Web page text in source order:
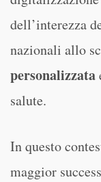
dell’interezza
nazionali allo
personalizzata
salute.
In questo
maggior